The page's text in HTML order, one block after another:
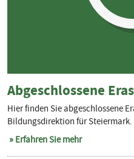
Abgeschlossene
Hier finden Sie abgeschlossene
Bildungsdirektion für Steiermark.
Erfahren Sie mehr